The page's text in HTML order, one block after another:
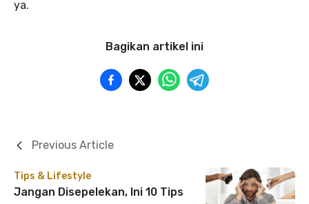
ya.
Bagikan artikel ini
Tips & Lifestyle
Jangan Disepelekan, Ini 10 Tips
Previous Article